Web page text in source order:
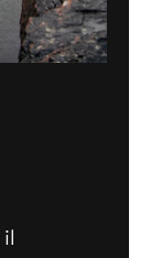
il